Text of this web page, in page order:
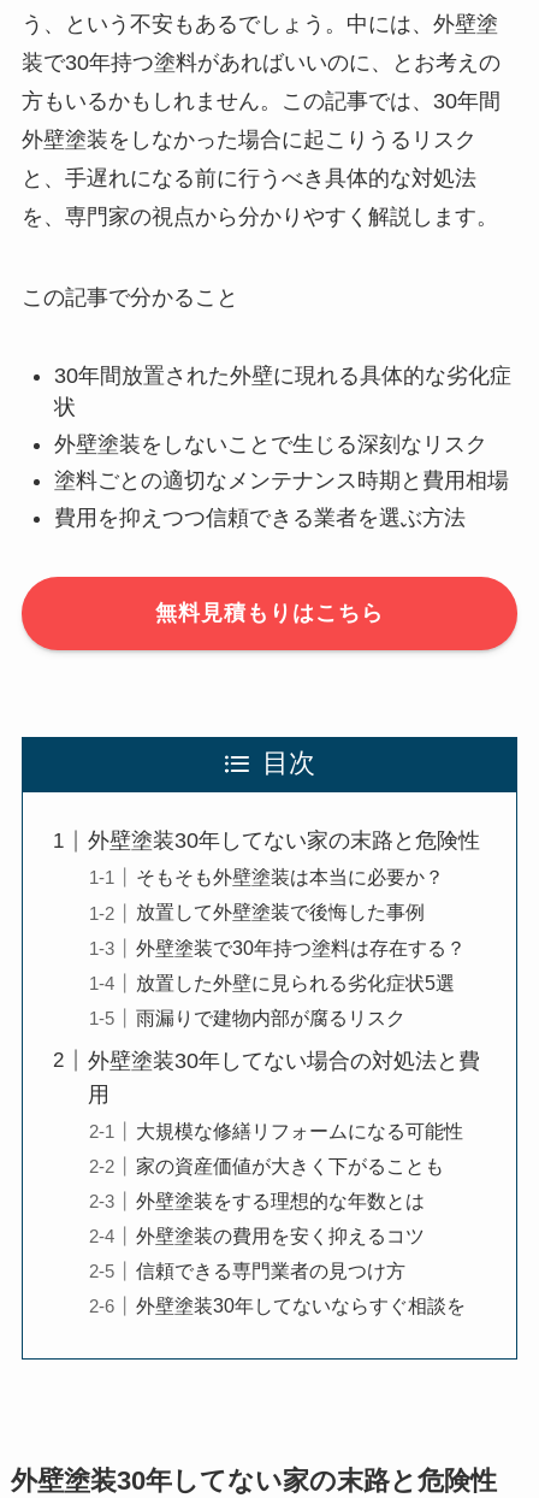
う、という不安もあるでしょう。中には、外壁塗
装で30年持つ塗料があればいいのに、とお考えの
方もいるかもしれません。この記事では、30年間
外壁塗装をしなかった場合に起こりうるリスク
と、手遅れになる前に行うべき具体的な対処法
を、専門家の視点から分かりやすく解説します。
この記事で分かること
30年間放置された外壁に現れる具体的な劣化症
状
外壁塗装をしないことで生じる深刻なリスク
塗料ごとの適切なメンテナンス時期と費用相場
費用を抑えつつ信頼できる業者を選ぶ方法
無料見積もりはこちら
目次
外壁塗装30年してない家の末路と危険性
そもそも外壁塗装は本当に必要か？
放置して外壁塗装で後悔した事例
外壁塗装で30年持つ塗料は存在する？
放置した外壁に見られる劣化症状5選
雨漏りで建物内部が腐るリスク
外壁塗装30年してない場合の対処法と費
用
大規模な修繕リフォームになる可能性
家の資産価値が大きく下がることも
外壁塗装をする理想的な年数とは
外壁塗装の費用を安く抑えるコツ
信頼できる専門業者の見つけ方
外壁塗装30年してないならすぐ相談を
外壁塗装30年してない家の末路と危険性